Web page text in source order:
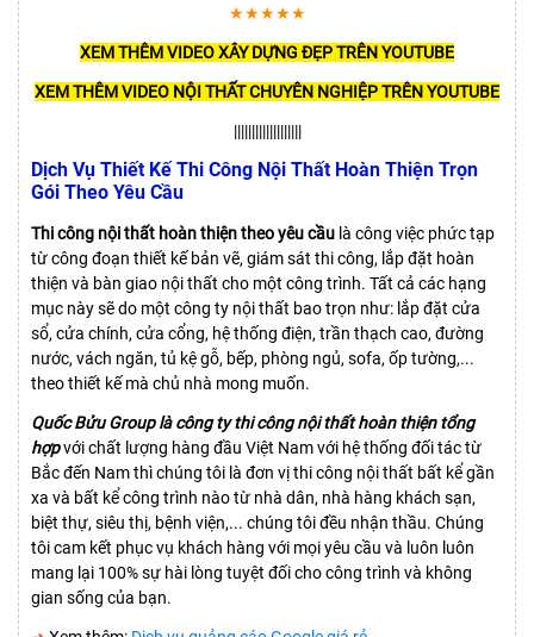
★★★★★
XEM THÊM VIDEO XÂY DỰNG ĐẸP TRÊN YOUTUBE
XEM THÊM VIDEO NỘI THẤT CHUYÊN NGHIỆP TRÊN YOUTUBE
|||||||||||||||||||
Dịch Vụ Thiết Kế Thi Công Nội Thất Hoàn Thiện Trọn
Gói Theo Yêu Cầu
Thi công nội thất hoàn thiện theo yêu cầu là công việc phức tạp
từ công đoạn thiết kế bản vẽ, giám sát thi công, lắp đặt hoàn
thiện và bàn giao nội thất cho một công trình. Tất cả các hạng
mục này sẽ do một công ty nội thất bao trọn như: lắp đặt cửa
sổ, cửa chính, cửa cổng, hệ thống điện, trần thạch cao, đường
nước, vách ngăn, tủ kệ gỗ, bếp, phòng ngủ, sofa, ốp tường,...
theo thiết kế mà chủ nhà mong muốn.
Quốc Bửu Group là công ty thi công nội thất hoàn thiện tổng
hợpvới chất lượng hàng đầu Việt Nam với hệ thống đối tác từ
Bắc đến Nam thì chúng tôi là đơn vị thi công nội thất bất kể gần
xa và bất kể công trình nào từ nhà dân, nhà hàng khách sạn,
biệt thự, siêu thị, bệnh viện,... chúng tôi đều nhận thầu. Chúng
tôi cam kết phục vụ khách hàng với mọi yêu cầu và luôn luôn
mang lại 100% sự hài lòng tuyệt đối cho công trình và không
gian sống của bạn.